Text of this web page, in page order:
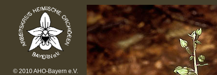
© 2010 AHO-Bayern e.V.